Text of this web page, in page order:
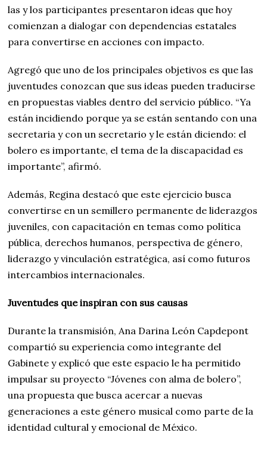
las y los participantes presentaron ideas que hoy
comienzan a dialogar con dependencias estatales
para convertirse en acciones con impacto.
Agregó que uno de los principales objetivos es que las
juventudes conozcan que sus ideas pueden traducirse
en propuestas viables dentro del servicio público. “Ya
están incidiendo porque ya se están sentando con una
secretaria y con un secretario y le están diciendo: el
bolero es importante, el tema de la discapacidad es
importante”, afirmó.
Además, Regina destacó que este ejercicio busca
convertirse en un semillero permanente de liderazgos
juveniles, con capacitación en temas como política
pública, derechos humanos, perspectiva de género,
liderazgo y vinculación estratégica, así como futuros
intercambios internacionales.
Juventudes que inspiran con sus causas
Durante la transmisión, Ana Darina León Capdepont
compartió su experiencia como integrante del
Gabinete y explicó que este espacio le ha permitido
impulsar su proyecto “Jóvenes con alma de bolero”,
una propuesta que busca acercar a nuevas
generaciones a este género musical como parte de la
identidad cultural y emocional de México.